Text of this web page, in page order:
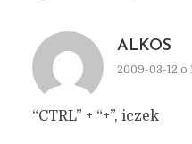
ALKOS
2009-03-12 o
“CTRL” + “+”, iczek